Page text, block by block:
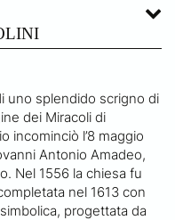
uno splendido scrigno di
dei Miracoli di
incominciò l’8 maggio
Antonio Amadeo,
Nel 1556 la chiesa fu
nel 1613 con
progettata da